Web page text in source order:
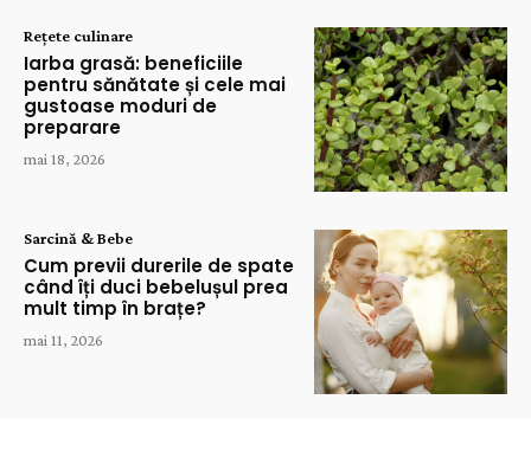
Rețete culinare
Iarba grasă: beneficiile
pentru sănătate și cele mai
gustoase moduri de
preparare
mai 18, 2026
Sarcină & Bebe
Cum previi durerile de spate
când îți duci bebelușul prea
mult timp în brațe?
mai 11, 2026